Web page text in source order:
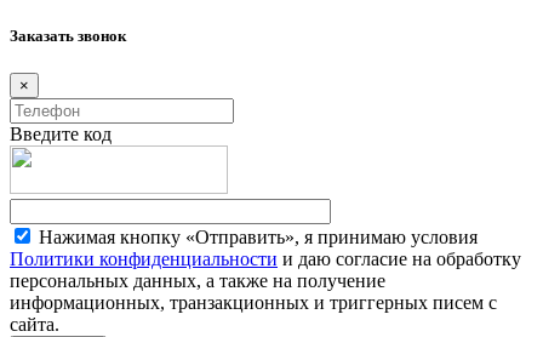
Заказать звонок
×
Введите код
Нажимая кнопку «Отправить», я принимаю условия
Политики конфиденциальности и даю согласие на обработку
персональных данных, а также на получение
информационных, транзакционных и триггерных писем с
сайта.